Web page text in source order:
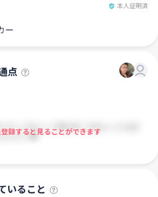
本人証明済
ー
点
録すると見ることができます
いること